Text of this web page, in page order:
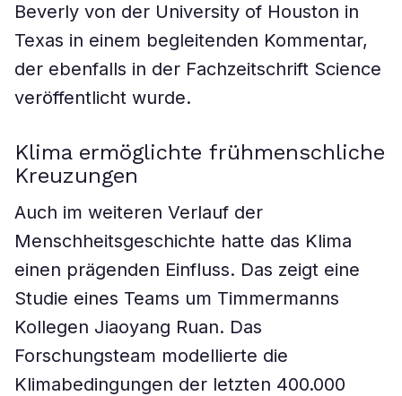
Beverly von der University of Houston in
Texas in einem begleitenden Kommentar,
der ebenfalls in der Fachzeitschrift Science
veröffentlicht wurde.
Klima ermöglichte frühmenschliche
Kreuzungen
Auch im weiteren Verlauf der
Menschheitsgeschichte hatte das Klima
einen prägenden Einfluss. Das zeigt eine
Studie eines Teams um Timmermanns
Kollegen Jiaoyang Ruan. Das
Forschungsteam modellierte die
Klimabedingungen der letzten 400.000